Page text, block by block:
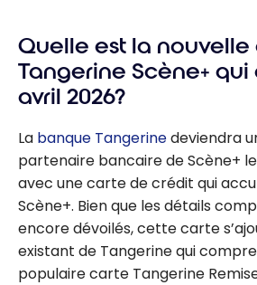
Quelle est la nouvelle
Tangerine Scène+ qui
avril 2026?
La banque Tangerinedeviendra
partenaire bancaire de Scène+
avec une carte de crédit qui
Scène+. Bien que les détails
encore dévoilés, cette carte
existant de Tangerine qui
populaire carte Tangerine